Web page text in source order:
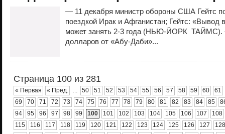
— 11 декабря министр обороны США Гейтс
поездкой Ирак и Афганистан; Гейтс: «Вывод
может занять 2-3 года (НЬЮ-ЙОРК ТАЙМС).
долларов от «Абу-Даби»...
Страница 100 из 281
« Первая « Пред. ... 50 51 52 53 54 55 56 57 58 59 60
61
69
70 71 72 73 74 75 76 77 78 79 80 81 82 83 84 85
94
95 96 97 98 99 100 101 102 103 104 105 106 107
108
115
116 117 118 119 120 121 122 123 124 125 126 127
128